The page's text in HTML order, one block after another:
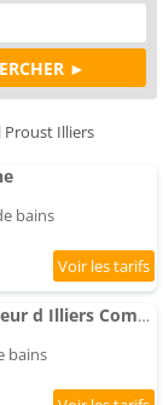
Proust Illiers
bains
Calme et verdure en plein coeur d Illiers Combray
bains